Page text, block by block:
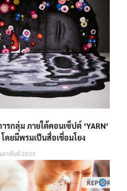
กลุ่ม ภายใต้คอนเซ็ปต์ ‘YARN’
ยมีพรมเป็นสื่อเชื่อมโยง
ภาพันธ์ 2023